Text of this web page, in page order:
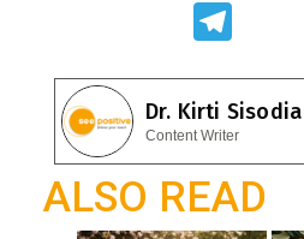
b
o
o
k
s
A
p
e
gr
a
m
Dr. Kirti Sisodia
Content Writer
ALSO READ